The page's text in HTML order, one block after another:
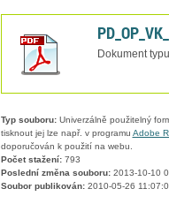
Dokument
Typ souboru:Univerzálně použitelný
tisknout jej lze např. v programu Adobe
doporučován k použití na webu.
Počet stažení:793
Poslední změna souboru:2013-10-10
Soubor publikován:2010-05-26